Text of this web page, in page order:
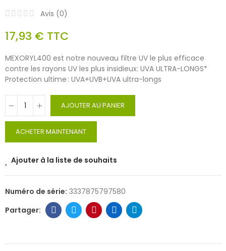
Avis (0)
17,93 € TTC
MEXORYL400 est notre nouveau filtre UV le plus efficace
contre les rayons UV les plus insidieux: UVA ULTRA-LONGS*
Protection ultime : UVA+UVB+UVA ultra-longs
AJOUTER AU PANIER
ACHETER MAINTENANT
Ajouter à la liste de souhaits
Numéro de série: 3337875797580